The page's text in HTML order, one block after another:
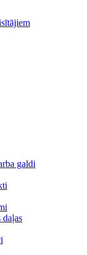
galdi
daļas